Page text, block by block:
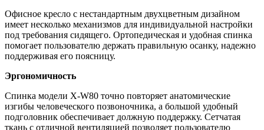
Офисное кресло с нестандартным двухцветным дизайном
имеет несколько механизмов для индивидуальной настройки
под требования сидящего. Ортопедическая и удобная спинка
помогает пользователю держать правильную осанку, надежно
поддерживая его поясницу.
Эргономичность
Спинка модели X-W80 точно повторяет анатомические
изгибы человеческого позвоночника, а большой удобный
подголовник обеспечивает должную поддержку. Сетчатая
ткань с отличной вентиляцией позволяет пользователю